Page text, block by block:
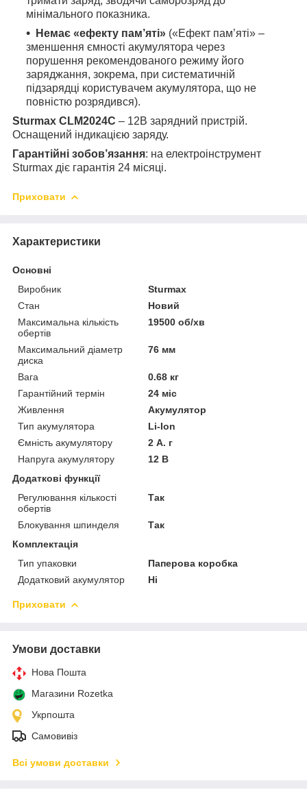
мінімального показника.
Немає «ефекту пам’яті» («Ефект пам’яті» –
зменшення ємності акумулятора через
порушення рекомендованого режиму його
заряджання, зокрема, при систематичній
підзарядці користувачем акумулятора, що не
повністю розрядився).
Sturmax CLM2024C – 12В зарядний пристрій.
Оснащений індикацією заряду.
Гарантійні зобов’язання: на електроінструмент
Sturmax діє гарантія 24 місяці.
Приховати
Характеристики
Основні
Виробник
Sturmax
Стан
Новий
Максимальна кількість
обертів
19500 об/хв
Максимальний діаметр
диска
76 мм
Вага
0.68 кг
Гарантійний термін
24 міс
Живлення
Акумулятор
Тип акумулятора
Li-Ion
Ємність акумулятору
2 А. г
Напруга акумулятору
12 В
Додаткові функції
Регулювання кількості
обертів
Так
Блокування шпинделя
Так
Комплектація
Тип упаковки
Паперова коробка
Додатковий акумулятор
Ні
Приховати
Умови доставки
Нова Пошта
Магазини Rozetka
Укрпошта
Самовивіз
Всі умови доставки